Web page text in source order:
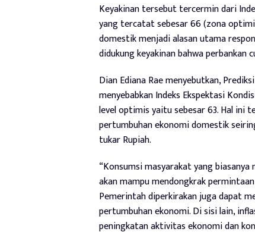
Keyakinan tersebut tercermin dari
yang tercatat sebesar 66 (zona
domestik menjadi alasan utama
didukung keyakinan bahwa perbankan
Dian Ediana Rae menyebutkan,
menyebabkan Indeks Ekspektasi
level optimis yaitu sebesar 63. Hal ini
pertumbuhan ekonomi domestik
tukar Rupiah.
“Konsumsi masyarakat yang
akan mampu mendongkrak
Pemerintah diperkirakan juga dapat
pertumbuhan ekonomi. Di sisi lain,
peningkatan aktivitas ekonomi dan